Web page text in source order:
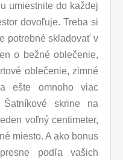
umiestnite do každej
dovoľuje. Treba si
potrebné skladovať v
o bežné oblečenie,
oblečenie, zimné
ešte omnoho viac
skrine na
voľný centimeter,
miesto. A ako bonus
podľa vašich